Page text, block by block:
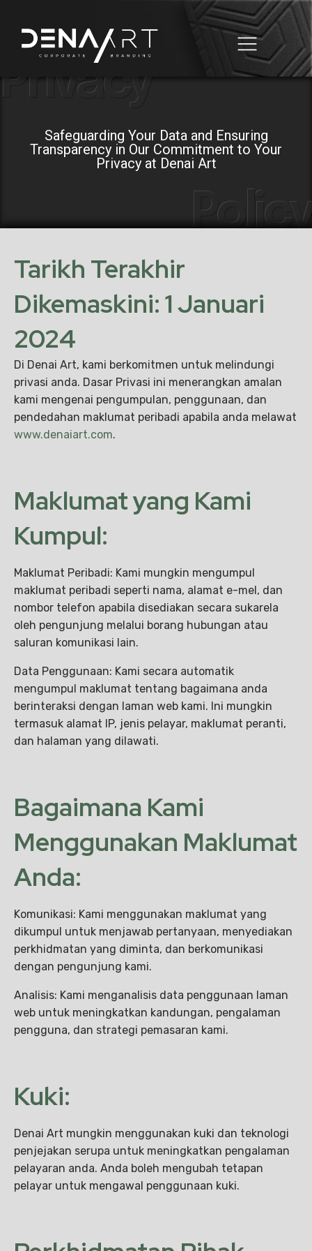
Business Automation
Privacy
Safeguarding Your Data and Ensuring
Transparency in Our Commitment to Your
Privacy at Denai Art
Policy
Tarikh Terakhir
Dikemaskini: 1 Januari
2024
Di Denai Art, kami berkomitmen untuk melindungi
privasi anda. Dasar Privasi ini menerangkan amalan
kami mengenai pengumpulan, penggunaan, dan
pendedahan maklumat peribadi apabila anda melawat
www.denaiart.com.
Maklumat yang Kami
Kumpul:
Maklumat Peribadi: Kami mungkin mengumpul
maklumat peribadi seperti nama, alamat e-mel, dan
nombor telefon apabila disediakan secara sukarela
oleh pengunjung melalui borang hubungan atau
saluran komunikasi lain.
Data Penggunaan: Kami secara automatik
mengumpul maklumat tentang bagaimana anda
berinteraksi dengan laman web kami. Ini mungkin
termasuk alamat IP, jenis pelayar, maklumat peranti,
dan halaman yang dilawati.
Bagaimana Kami
Menggunakan Maklumat
Anda:
Komunikasi: Kami menggunakan maklumat yang
dikumpul untuk menjawab pertanyaan, menyediakan
perkhidmatan yang diminta, dan berkomunikasi
dengan pengunjung kami.
Analisis: Kami menganalisis data penggunaan laman
web untuk meningkatkan kandungan, pengalaman
pengguna, dan strategi pemasaran kami.
Kuki:
Denai Art mungkin menggunakan kuki dan teknologi
penjejakan serupa untuk meningkatkan pengalaman
pelayaran anda. Anda boleh mengubah tetapan
pelayar untuk mengawal penggunaan kuki.